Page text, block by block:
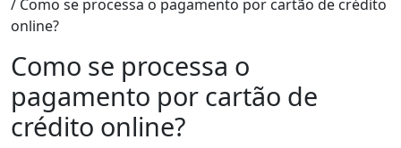
/ Como se processa o pagamento por cartão de crédito
online?
Como se processa o
pagamento por cartão de
crédito online?